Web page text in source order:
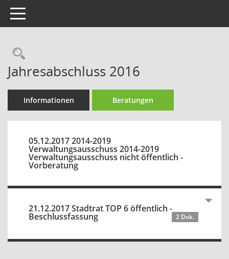
Toggle navigation
Rechercheauswahl
Jahresabschluss 2016
Informationen Beratungen
05.12.2017 2014-2019
Verwaltungsausschuss 2014-2019
Verwaltungsausschuss nicht öffentlich -
Vorberatung
21.12.2017 Stadtrat TOP 6 öffentlich -
Beschlussfassung 2 Dok.